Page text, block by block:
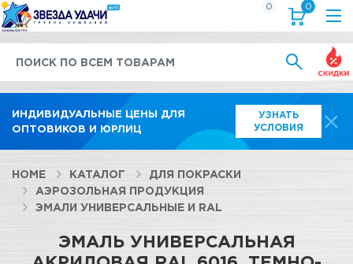
ИНДИВИДУАЛЬНЫЕ ЦЕНЫ ДЛЯ
ОПТОВИКОВ И ЮРЛИЦ
УЗНАТЬ
УСЛОВИЯ
0 0
HOME КАТАЛОГ
ДЛЯ ПОКРАСКИ
АЭРОЗОЛЬНАЯ ПРОДУКЦИЯ
ЭМАЛИ УНИВЕРСАЛЬНЫЕ И RAL
ЭМАЛЬ УНИВЕРСАЛЬНАЯ